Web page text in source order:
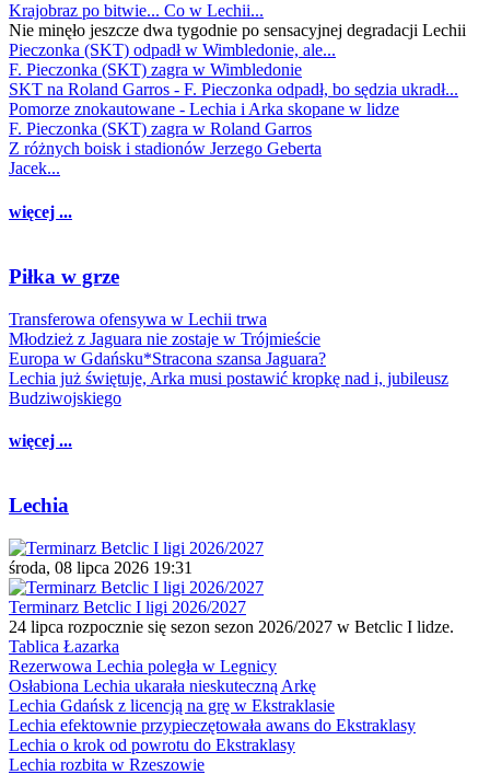
Krajobraz po bitwie... Co w Lechii...
Nie minęło jeszcze dwa tygodnie po sensacyjnej degradacji Lechii
Pieczonka (SKT) odpadł w Wimbledonie, ale...
F. Pieczonka (SKT) zagra w Wimbledonie
SKT na Roland Garros - F. Pieczonka odpadł, bo sędzia ukradł...
Pomorze znokautowane - Lechia i Arka skopane w lidze
F. Pieczonka (SKT) zagra w Roland Garros
Z różnych boisk i stadionów Jerzego Geberta
Jacek...
więcej ...
Piłka w grze
Transferowa ofensywa w Lechii trwa
Młodzież z Jaguara nie zostaje w Trójmieście
Europa w Gdańsku*Stracona szansa Jaguara?
Lechia już świętuje, Arka musi postawić kropkę nad i, jubileusz
Budziwojskiego
więcej ...
Lechia
środa, 08 lipca 2026 19:31
Terminarz Betclic I ligi 2026/2027
24 lipca rozpocznie się sezon sezon 2026/2027 w Betclic I lidze.
Tablica Łazarka
Rezerwowa Lechia poległa w Legnicy
Osłabiona Lechia ukarała nieskuteczną Arkę
Lechia Gdańsk z licencją na grę w Ekstraklasie
Lechia efektownie przypieczętowała awans do Ekstraklasy
Lechia o krok od powrotu do Ekstraklasy
Lechia rozbita w Rzeszowie